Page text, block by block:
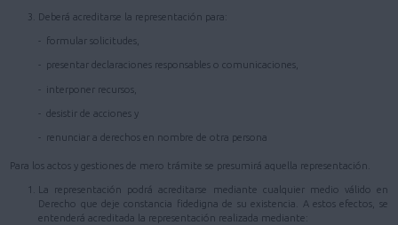
Deberá acreditarse la representación para:
- formular solicitudes,
- presentar declaraciones responsables o comunicaciones,
- interponer recursos,
- desistir de acciones y
- renunciar a derechos en nombre de otra persona
Para los actos y gestiones de mero trámite se presumirá aquella representación.
La representación podrá acreditarse mediante cualquier medio válido en
Derecho que deje constancia fidedigna de su existencia. A estos efectos, se
entenderá acreditada la representación realizada mediante: